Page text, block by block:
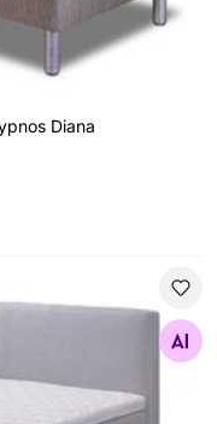
Diana
pesukastiga +